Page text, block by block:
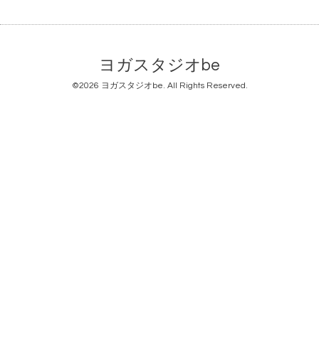
ヨガスタジオbe
©2026 ヨガスタジオbe. All Rights Reserved.